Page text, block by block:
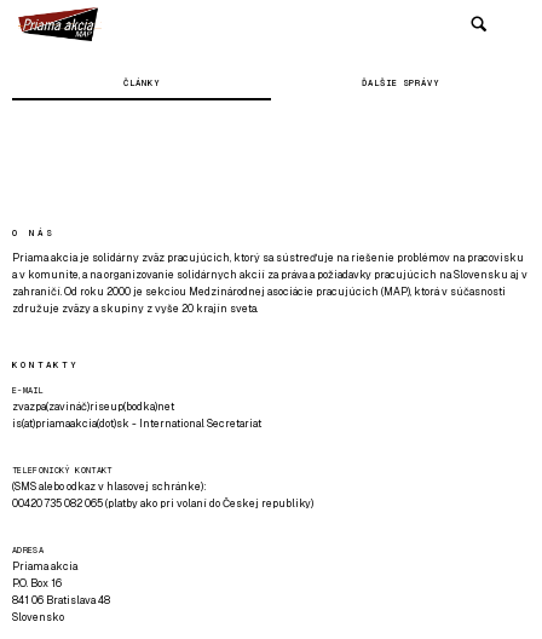
ČLÁNKY ĎALŠIE SPRÁVY
O NÁS
Priama akcia je solidárny zväz pracujúcich, ktorý sa sústreďuje na riešenie problémov na pracovisku
a v komunite, a na organizovanie solidárnych akcií za práva a požiadavky pracujúcich na Slovensku aj v
zahraničí. Od roku 2000 je sekciou Medzinárodnej asociácie pracujúcich (MAP), ktorá v súčasnosti
združuje zväzy a skupiny z vyše 20 krajín sveta.
KONTAKTY
E-MAIL
zvazpa(zavináč)riseup(bodka)net
is(at)priamaakcia(dot)sk - International Secretariat
TELEFONICKÝ KONTAKT
(SMS alebo odkaz v hlasovej schránke):
00420 735 082 065 (platby ako pri volaní do Českej republiky)
ADRESA
Priama akcia
P.O. Box 16
841 06 Bratislava 48
Slovensko